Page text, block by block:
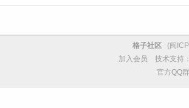
格子社区 (闽
加入会员
技术支持
官方QQ